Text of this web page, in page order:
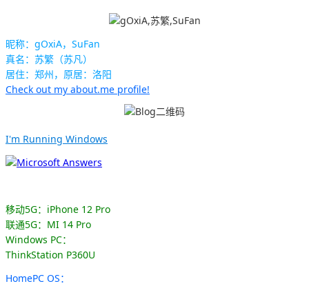
昵称：gOxiA，SuFan
真名：苏繁（苏凡）
居住：郑州，原居：洛阳
Check out my about.me profile!
I'm Running Windows
移动5G：iPhone 12 Pro
联通5G：MI 14 Pro
Windows PC：
ThinkStation P360U
HomePC OS：